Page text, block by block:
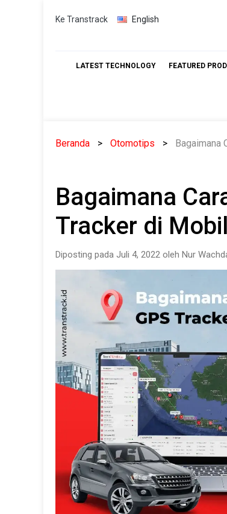
Skip
Ke Transtrack English
LATEST TECHNOLOGY FEATURED
Beranda Otomotips Bagaimana
Bagaimana
Tracker di
Diposting pada Juli 4, 2022 oleh Nur